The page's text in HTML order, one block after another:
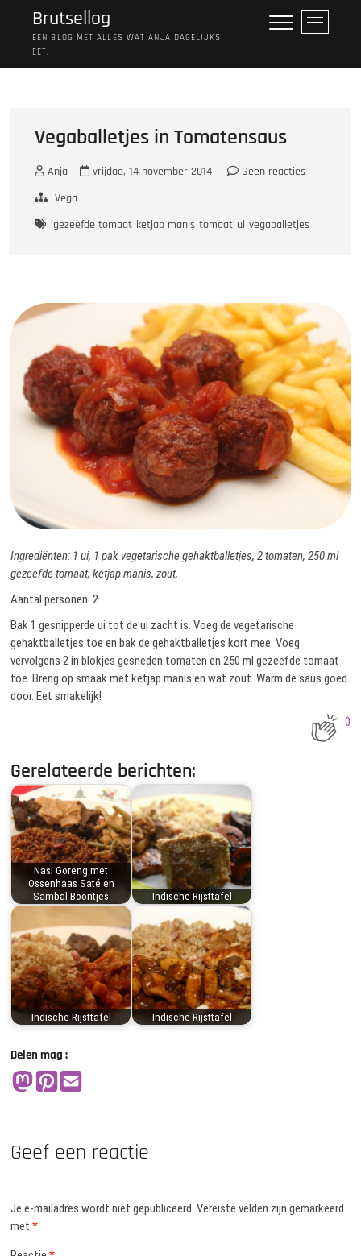
Brutsellog
EEN BLOG MET ALLES WAT ANJA DAGELIJKS
EET.
M
e
Vegaballetjes in Tomatensaus
Anja vrijdag, 14 november 2014
Geen reacties
Vega
gezeefde tomaat ketjap manis tomaat ui vegaballetjes
Ingrediënten: 1 ui, 1 pak vegetarische gehaktballetjes, 2 tomaten, 250 ml
gezeefde tomaat, ketjap manis, zout,
Aantal personen: 2
Bak 1 gesnipperde ui tot de ui zacht is. Voeg de vegetarische
gehaktballetjes toe en bak de gehaktballetjes kort mee. Voeg
vervolgens 2 in blokjes gesneden tomaten en 250 ml gezeefde tomaat
toe. Breng op smaak met ketjap manis en wat zout. Warm de saus goed
door. Eet smakelijk!
0
Gerelateerde berichten:
Nasi Goreng met
Ossenhaas Saté en
Sambal Boontjes
Indische Rijsttafel
Indische Rijsttafel Indische Rijsttafel
Delen mag :
Geef een reactie
Je e-mailadres wordt niet gepubliceerd. Vereiste velden zijn gemarkeerd
met*